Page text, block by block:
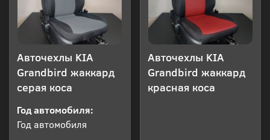
Авточехлы KIA
Grandbird жаккард
серая коса
Год автомобиля:
Год автомобиля
Авточехлы KIA
Grandbird жаккард
красная коса